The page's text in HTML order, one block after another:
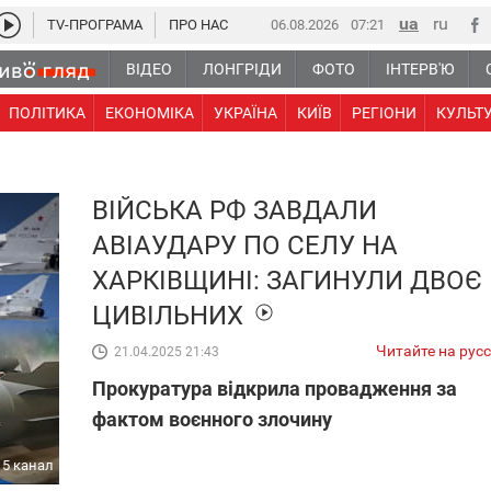
06.08.2026 07:21
ВІДЕО ЛОНГРІДИ ФОТО ІНТЕРВ'Ю
ПОЛІТИКА ЕКОНОМІКА УКРАЇНА КИЇВ РЕГІОНИ
TV-ПРОГРАМА ПРО НАС
5 канал
ВІЙСЬКА РФ ЗАВДАЛИ
АВІАУДАРУ ПО СЕЛУ НА
ХАРКІВЩИНІ: ЗАГИНУЛИ ДВОЄ
ЦИВІЛЬНИХ
21.04.2025 21:43 Читайте на
Прокуратура відкрила провадження за
фактом воєнного злочину